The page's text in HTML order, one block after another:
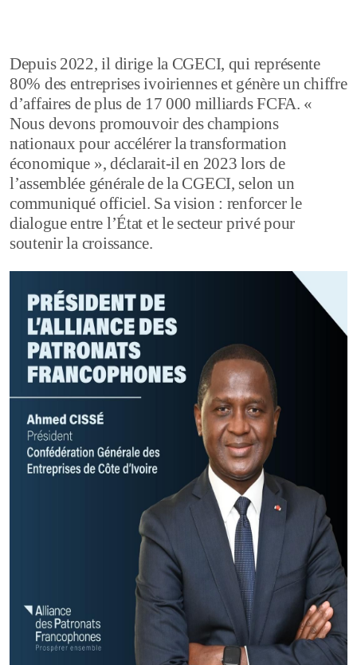
Depuis 2022, il dirige la CGECI, qui représente
80% des entreprises ivoiriennes et génère un chiffre
d’affaires de plus de 17 000 milliards FCFA. «
Nous devons promouvoir des champions
nationaux pour accélérer la transformation
économique », déclarait-il en 2023 lors de
l’assemblée générale de la CGECI, selon un
communiqué officiel. Sa vision : renforcer le
dialogue entre l’État et le secteur privé pour
soutenir la croissance.